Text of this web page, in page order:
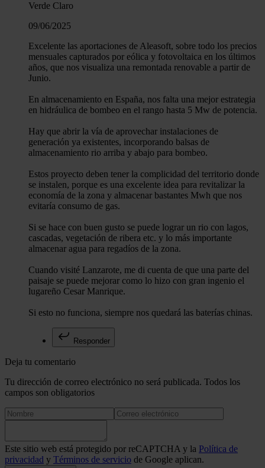
Verde Claro
09/06/2025
Excelente las aportaciones de Aleasoft, sobre todo los precios
mensuales capturados por eólica y fotovoltaica en los últimos
años, que nos visualiza una remontada renovable a partir de
Junio.
En almacenamiento en España, nos falta una mejor estrategia
en hidráulica de bombeo en el rango hasta 5 Mw de potencia.
Hay que abrir la vía de aprovechar instalaciones de
generación ya existentes, incorporando balsas de
almacenamiento rio arriba y abajo para bombeo.
Estos proyecto deben tener la complicidad del territorio donde
se instalen, porque es una excelente idea para revitalizar la
economía de la zona y almacenar bastantes Mwh que nos
evitaría consumo de gas.
Si se hace con buen gusto se puede lograr un rio con lagos,
cascadas, vegetación de ribera etc. y lo más importante
almacenar agua para regadíos de la zona.
Cuando visité Lanzarote, me di cuenta de que una parte del
paisaje se puede mejorar como lo hizo con gran ingenio el
lugareño Cesar Manrique.
Si esto no funciona, siempre nos quedará las baterías chinas.
Responder
Deja tu comentario
Tu dirección de correo electrónico no será publicada. Todos los
campos son obligatorios
Este sitio web está protegido por reCAPTCHA y la Política de
privacidad y Términos de servicio de Google aplican.